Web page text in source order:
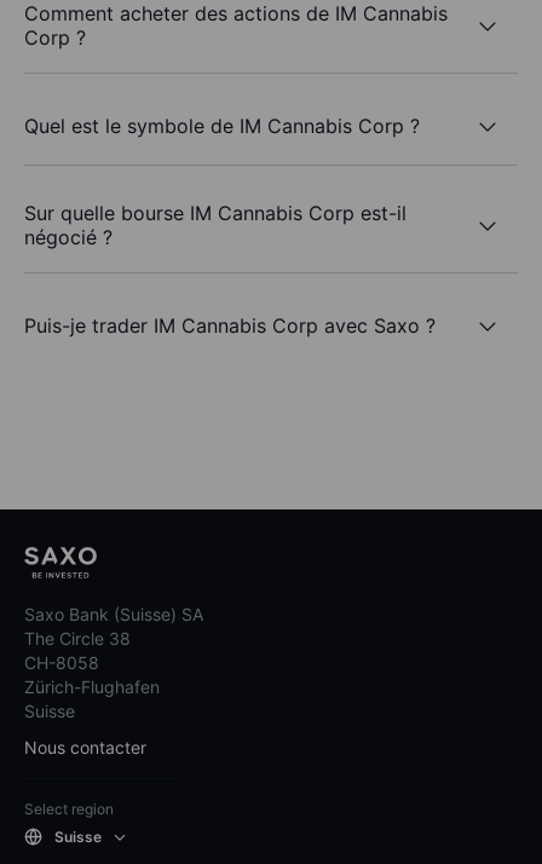
Comment acheter des actions de IM Cannabis
Corp ?
Quel est le symbole de IM Cannabis Corp ?
Sur quelle bourse IM Cannabis Corp est-il
négocié ?
Puis-je trader IM Cannabis Corp avec Saxo ?
Saxo Bank (Suisse) SA
The Circle 38
CH-8058
Zürich-Flughafen
Suisse
Nous contacter
Select region
Suisse